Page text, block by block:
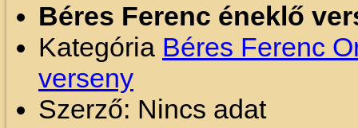
Béres Ferenc éneklő
Kategória Béres Ferenc
verseny
Szerző: Nincs adat